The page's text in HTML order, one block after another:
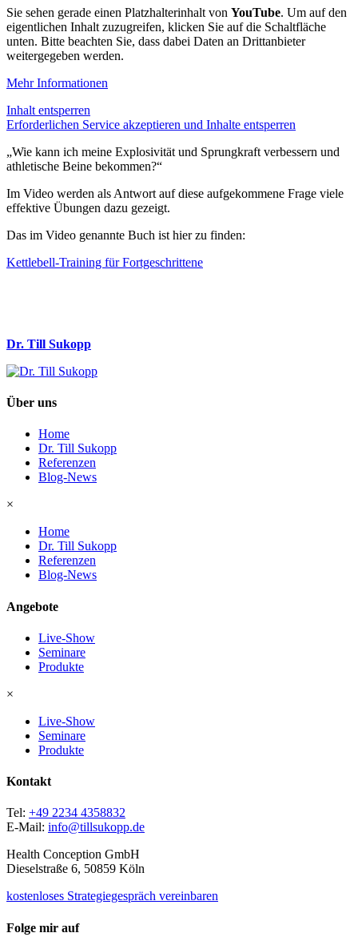
Sie sehen gerade einen Platzhalterinhalt von YouTube. Um auf den
eigentlichen Inhalt zuzugreifen, klicken Sie auf die Schaltfläche
unten. Bitte beachten Sie, dass dabei Daten an Drittanbieter
weitergegeben werden.
Mehr Informationen
Inhalt entsperren
Erforderlichen Service akzeptieren und Inhalte entsperren
„Wie kann ich meine Explosivität und Sprungkraft verbessern und
athletische Beine bekommen?“
Im Video werden als Antwort auf diese aufgekommene Frage viele
effektive Übungen dazu gezeigt.
Das im Video genannte Buch ist hier zu finden:
Kettlebell-Training für Fortgeschrittene
Dr. Till Sukopp
Über uns
Home
Dr. Till Sukopp
Referenzen
Blog-News
×
Home
Dr. Till Sukopp
Referenzen
Blog-News
Angebote
Live-Show
Seminare
Produkte
×
Live-Show
Seminare
Produkte
Kontakt
Tel: +49 2234 4358832
E-Mail: info@tillsukopp.de
Health Conception GmbH
Dieselstraße 6, 50859 Köln
kostenloses Strategiegespräch vereinbaren
Folge mir auf